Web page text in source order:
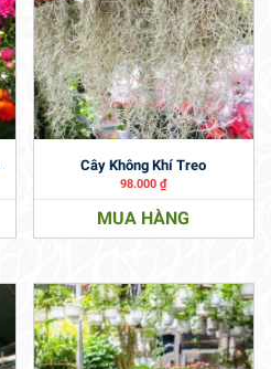
Cây Không Khí Treo
98.000₫
MUA HÀNG